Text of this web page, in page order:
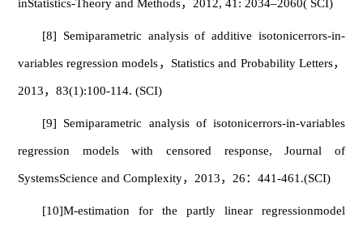
inStatistics-Theory and Methods，2012, 41: 2034–2060( SCI)
[8] Semiparametric analysis of additive isotonicerrors-in-
variables regression models，Statistics and Probability Letters，
2013，83(1):100-114. (SCI)
[9] Semiparametric analysis of isotonicerrors-in-variables
regression models with censored response, Journal of
SystemsScience and Complexity，2013，26：441-461.(SCI)
[10]M-estimation for the partly linear regressionmodel